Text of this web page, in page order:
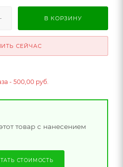
В КОРЗИНУ
СЕЙЧАС
- 500,00 руб.
товар с нанесением
СТОИМОСТЬ